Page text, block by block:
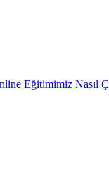
Eğitimimiz Nasıl